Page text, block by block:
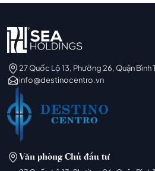
27 Quốc Lộ 13, Phường 26, Quận Bình
info@destinocentro.vn
Văn phòng Chủ đầu tư